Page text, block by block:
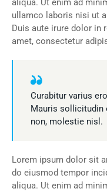
aliqua. Ut enim ad
ullamco laboris nisi ut
Duis aute irure dolor in
amet, consectetur
Curabitur varius
Mauris sollicitudin
non, molestie nisl.
Lorem ipsum dolor sit
do eiusmod tempor
aliqua. Ut enim ad